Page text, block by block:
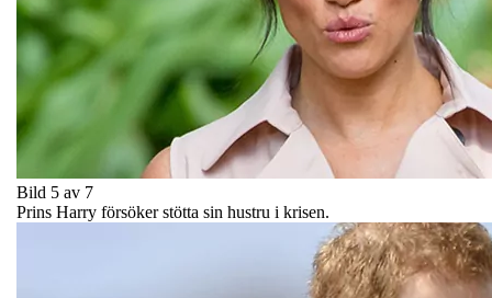
Bild 5 av 7
Prins Harry försöker stötta sin hustru i krisen.